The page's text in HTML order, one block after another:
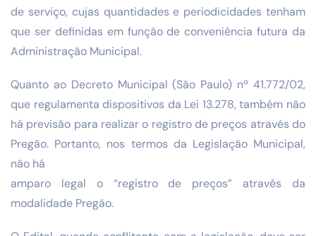
de serviço, cujas quantidades e periodicidades tenham
que ser definidas em função de conveniência futura da
Administração Municipal.
Quanto ao Decreto Municipal (São Paulo) nº 41.772/02,
que regulamenta dispositivos da Lei 13.278, também não
há previsão para realizar o registro de preços através do
Pregão. Portanto, nos termos da Legislação Municipal,
não há
amparo legal o “registro de preços” através da
modalidade Pregão.